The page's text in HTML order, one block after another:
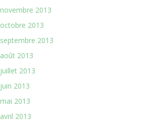
novembre 2013
octobre 2013
septembre 2013
août 2013
juillet 2013
juin 2013
mai 2013
avril 2013